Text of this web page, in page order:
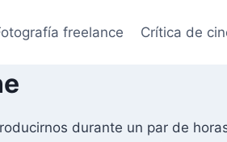
freelance Crítica de
durante un par de